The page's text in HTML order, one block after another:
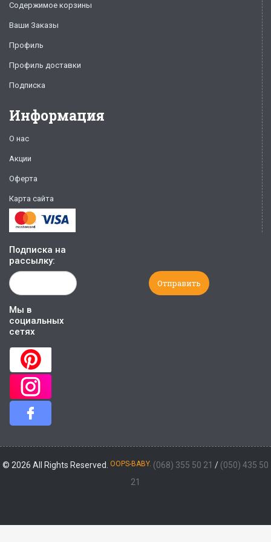
Содержимое корзины
Ваши Заказы
Профиль
Профиль доставки
Подписка
Информация
О нас
Акции
Оферта
Карта сайта
Подписка на
рассылку:
Мы в
социальных
сетях
© 2026 All Rights Reserved. OOPS-BABY. (068) 355 50 21 / (050) 435 50
21